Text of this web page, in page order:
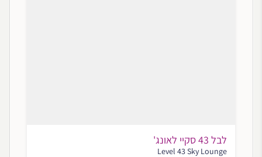
לבל 43 סקיי לאונג'
Level 43 Sky Lounge